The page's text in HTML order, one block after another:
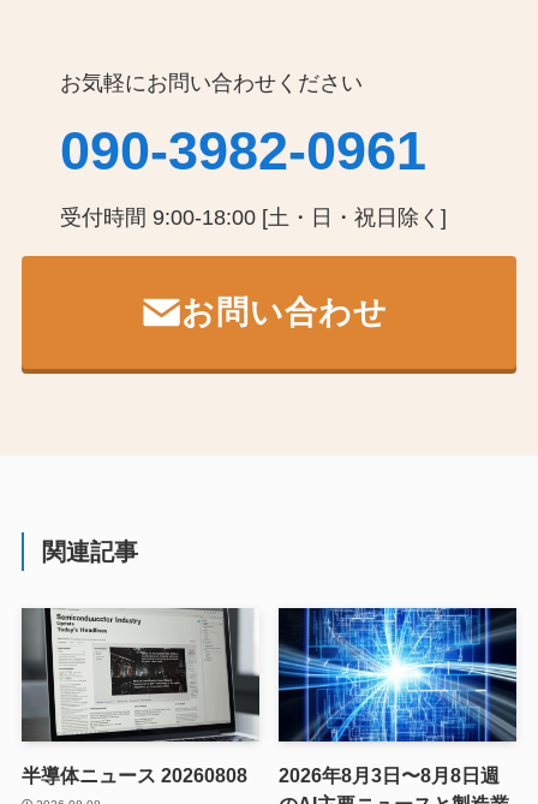
お気軽にお問い合わせください
090-3982-0961
受付時間 9:00-18:00 [土・日・祝日除く]
お問い合わせ
関連記事
半導体ニュース 20260808
2026年8月3日〜8月8日週